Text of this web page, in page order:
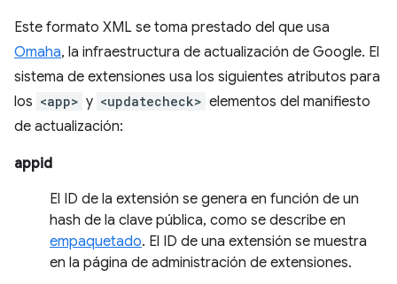
Este formato XML se toma prestado del que usa
Omaha, la infraestructura de actualización de Google. El
sistema de extensiones usa los siguientes atributos para
los <app> y <updatecheck> elementos del manifiesto
de actualización:
appid
El ID de la extensión se genera en función de un
hash de la clave pública, como se describe en
empaquetado. El ID de una extensión se muestra
en la página de administración de extensiones.